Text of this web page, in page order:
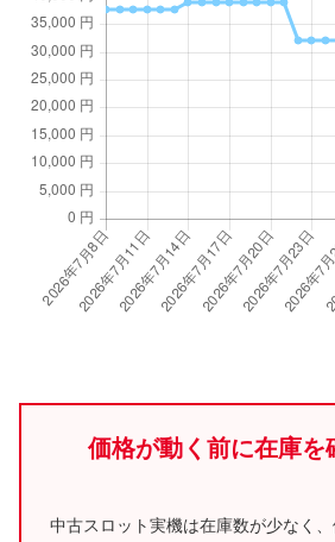
価格が動く前に在庫を
中古スロット実機は在庫数が少なく